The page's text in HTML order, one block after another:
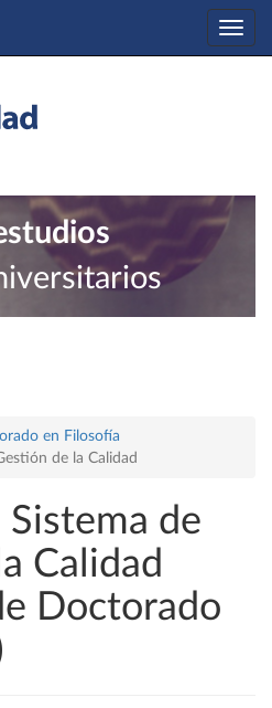
en Filosofía
de la Calidad
de
Calidad
Doctorado